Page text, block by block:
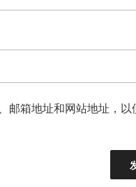
邮箱地址和网站地址，以